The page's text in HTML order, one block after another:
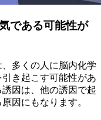
である可能性が
多くの人に脳内化学
き起こす可能性があ
因は、他の誘因で起
因にもなります。